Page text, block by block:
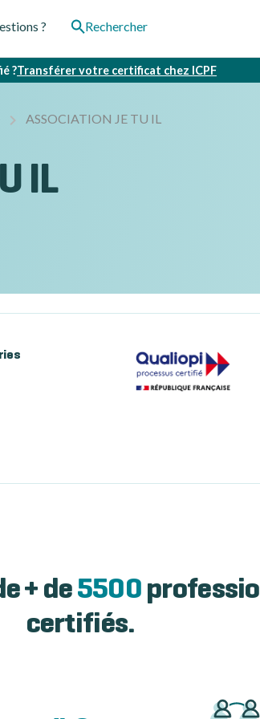
? Rechercher
?Transférer votre certificat chez ICPF
ASSOCIATION JE TU IL
IL
+ de 5500
certifiés.